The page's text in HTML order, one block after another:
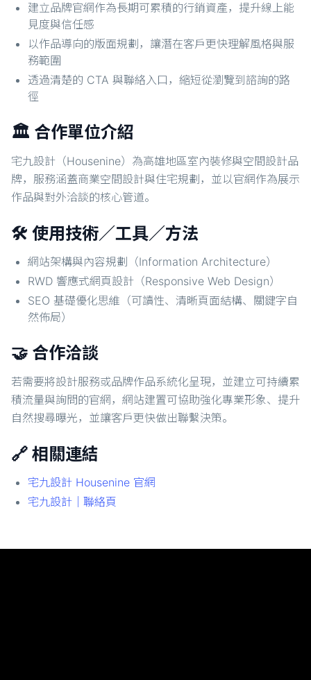
建立品牌官網作為長期可累積的行銷資產，提升線上能
見度與信任感
以作品導向的版面規劃，讓潛在客戶更快理解風格與服
務範圍
透過清楚的 CTA 與聯絡入口，縮短從瀏覽到諮詢的路
徑
🏛️ 合作單位介紹
宅九設計（Housenine）為高雄地區室內裝修與空間設計品
牌，服務涵蓋商業空間設計與住宅規劃，並以官網作為展示
作品與對外洽談的核心管道。
🛠️ 使用技術／工具／方法
網站架構與內容規劃（Information Architecture）
RWD 響應式網頁設計（Responsive Web Design）
SEO 基礎優化思維（可讀性、清晰頁面結構、關鍵字自
然佈局）
🤝 合作洽談
若需要將設計服務或品牌作品系統化呈現，並建立可持續累
積流量與詢問的官網，網站建置可協助強化專業形象、提升
自然搜尋曝光，並讓客戶更快做出聯繫決策。
🔗 相關連結
宅九設計 Housenine 官網
宅九設計｜聯絡頁